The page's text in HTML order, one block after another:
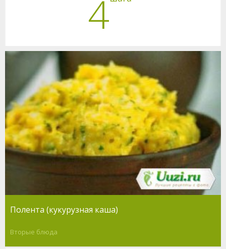
4
Полента (кукурузная каша)
Вторые блюда